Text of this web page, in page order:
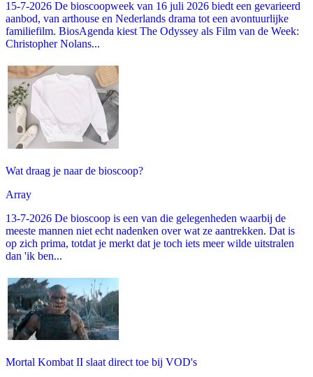
15-7-2026 De bioscoopweek van 16 juli 2026 biedt een gevarieerd
aanbod, van arthouse en Nederlands drama tot een avontuurlijke
familiefilm. BiosAgenda kiest The Odyssey als Film van de Week:
Christopher Nolans...
Wat draag je naar de bioscoop?
Array
13-7-2026 De bioscoop is een van die gelegenheden waarbij de
meeste mannen niet echt nadenken over wat ze aantrekken. Dat is
op zich prima, totdat je merkt dat je toch iets meer wilde uitstralen
dan 'ik ben...
Mortal Kombat II slaat direct toe bij VOD's